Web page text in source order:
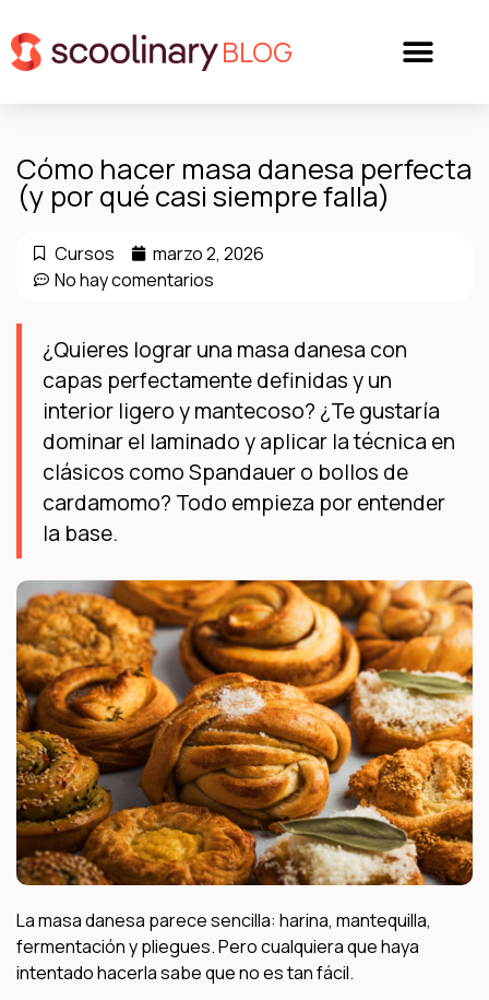
BLOG
Cómo hacer masa danesa perfecta
(y por qué casi siempre falla)
Cursos
marzo 2, 2026
No hay comentarios
¿Quieres lograr una masa danesa con
capas perfectamente definidas y un
interior ligero y mantecoso? ¿Te gustaría
dominar el laminado y aplicar la técnica en
clásicos como Spandauer o bollos de
cardamomo? Todo empieza por entender
la base.
La masa danesa parece sencilla: harina, mantequilla,
fermentación y pliegues. Pero cualquiera que haya
intentado hacerla sabe que no es tan fácil.